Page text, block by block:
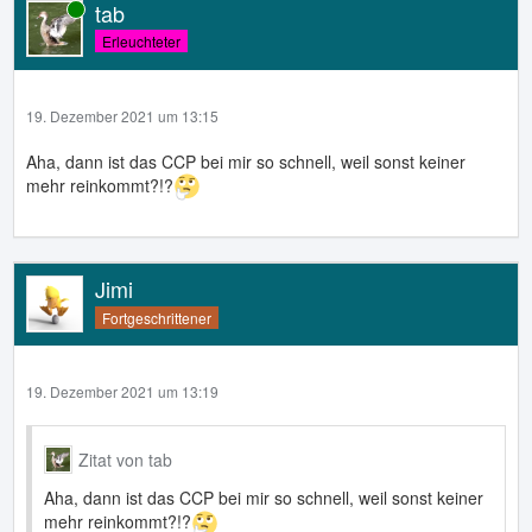
tab
Online
Erleuchteter
19. Dezember 2021 um 13:15
Aha, dann ist das CCP bei mir so schnell, weil sonst keiner
mehr reinkommt?!?
Jimi
Fortgeschrittener
19. Dezember 2021 um 13:19
Zitat von tab
Aha, dann ist das CCP bei mir so schnell, weil sonst keiner
mehr reinkommt?!?